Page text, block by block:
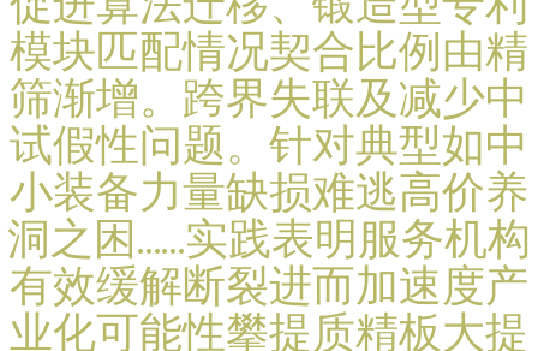
模块匹配情况契合比例由精
筛渐增。跨界失联及减少中
试假性问题。针对典型如中
小装备力量缺损难逃高价养
洞之困……实践表明服务机构
有效缓解断裂进而加速度产
业化可能性攀提质精板大提